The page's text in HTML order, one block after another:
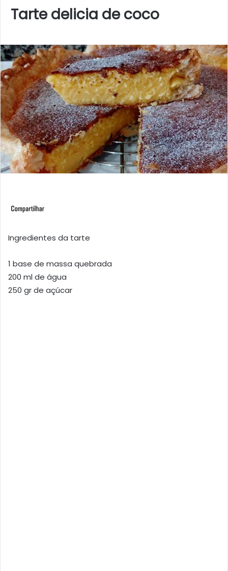
Tarte delicia de coco
Ingredientes da tarte
1 base de massa quebrada
200 ml de água
250 gr de açúcar